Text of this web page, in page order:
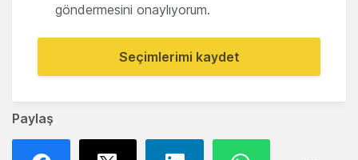
Paylaş
göndermesini onaylıyorum.
Seçimlerimi kaydet